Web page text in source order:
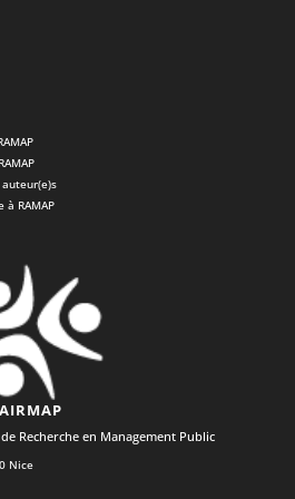
auteur(e)s
RAMAP
AIRMAP
Recherche en Management Public
Nice